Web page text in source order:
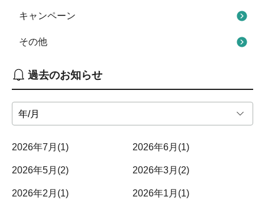
キャンペーン
その他
過去のお知らせ
2026年7月 (1) 2026年6月 (1)
2026年5月 (2) 2026年3月 (2)
2026年2月 (1) 2026年1月 (1)